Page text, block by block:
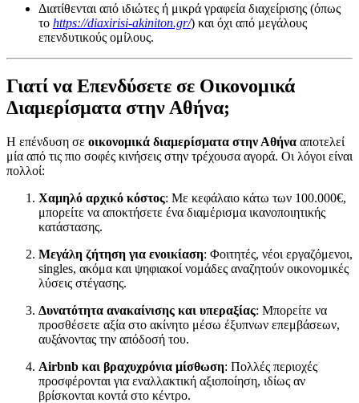
Διατίθενται από ιδιώτες ή μικρά γραφεία διαχείρισης (όπως
το https://diaxirisi-akiniton.gr/) και όχι από μεγάλους
επενδυτικούς ομίλους.
Γιατί να Επενδύσετε σε Οικονομικά
Διαμερίσματα στην Αθήνα;
Η επένδυση σε οικονομικά διαμερίσματα στην Αθήνα αποτελεί
μία από τις πιο σοφές κινήσεις στην τρέχουσα αγορά. Οι λόγοι είναι
πολλοί:
Χαμηλό αρχικό κόστος: Με κεφάλαιο κάτω των 100.000€,
μπορείτε να αποκτήσετε ένα διαμέρισμα ικανοποιητικής
κατάστασης.
Μεγάλη ζήτηση για ενοικίαση: Φοιτητές, νέοι εργαζόμενοι,
singles, ακόμα και ψηφιακοί νομάδες αναζητούν οικονομικές
λύσεις στέγασης.
Δυνατότητα ανακαίνισης και υπεραξίας: Μπορείτε να
προσθέσετε αξία στο ακίνητο μέσω έξυπνων επεμβάσεων,
αυξάνοντας την απόδοσή του.
Airbnb και βραχυχρόνια μίσθωση: Πολλές περιοχές
προσφέρονται για εναλλακτική αξιοποίηση, ιδίως αν
βρίσκονται κοντά στο κέντρο.